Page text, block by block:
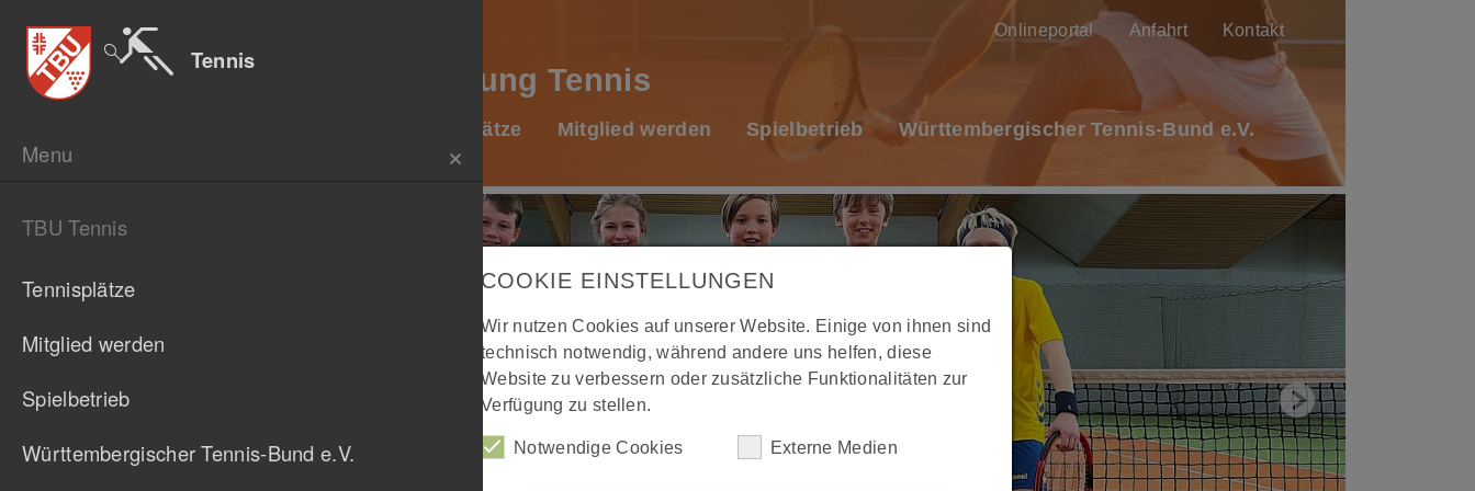
Abteilung Tennis
Onlineportal Anfahrt Kontakt
Tennisplätze Mitglied werden Spielbetrieb
Württembergischer Tennis-Bund e.V.
Chronik
Next
COOKIE EINSTELLUNGEN
Wir nutzen Cookies auf unserer Website. Einige von ihnen sind
technisch notwendig, während andere uns helfen, diese
Website zu verbessern oder zusätzliche Funktionalitäten zur
Verfügung zu stellen.
Notwendige Cookies Externe Medien
H Tennis
Menu
TBU Tennis
Tennisplätze
Mitglied werden
Spielbetrieb
Württembergischer Tennis-Bund e.V.
Sportstätten
Gastronomie
Geschäftsstelle
Veranstaltungen
Aktive
Juniorinnen
Jugend
Afterwork Ride
FAQs
Mitglied werden
Kurse
Ansprechpartner
Anfahrt
Fit & Dance für Teens
Tennisplätze
Spielbetrieb
Württembergischer Tennis-Bund e.V.
Aktuelles
Geschichte
Spielbetrieb u. Ergebnisse
Willkommen
Kinderturnen
Jungenturnen